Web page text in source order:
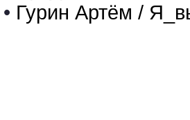
• Гурин Артём /